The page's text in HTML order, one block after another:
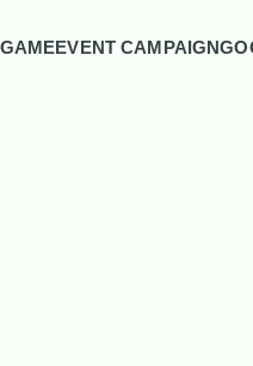
GAMEEVENT CAMPAIGN